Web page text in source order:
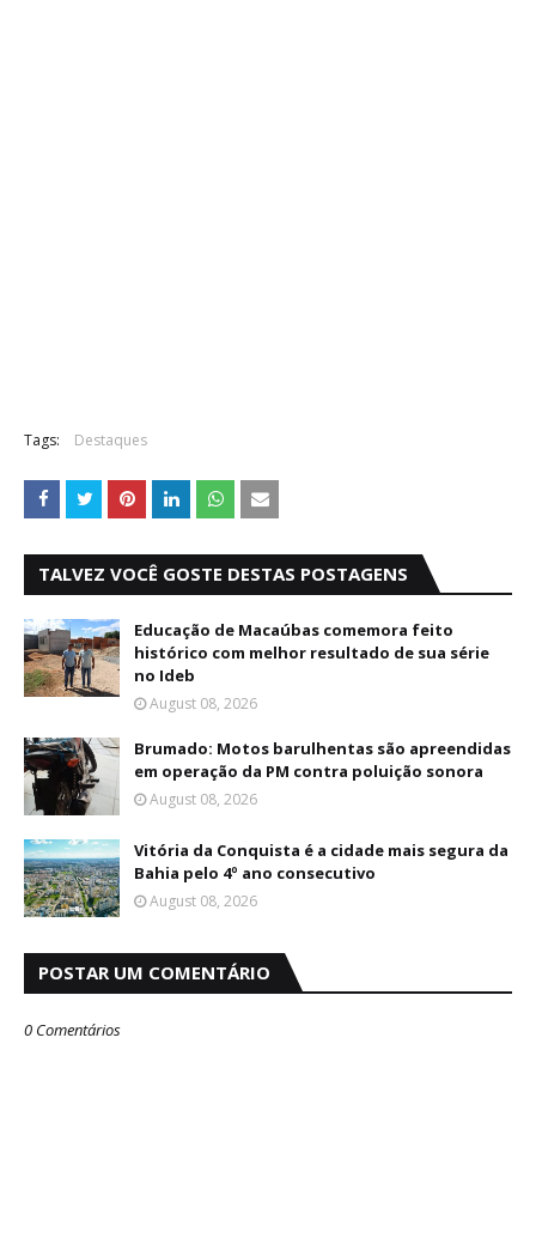
Tags: Destaques
TALVEZ VOCÊ GOSTE DESTAS POSTAGENS
Educação de Macaúbas comemora feito
histórico com melhor resultado de sua série
no Ideb
August 08, 2026
Brumado: Motos barulhentas são apreendidas
em operação da PM contra poluição sonora
August 08, 2026
Vitória da Conquista é a cidade mais segura da
Bahia pelo 4º ano consecutivo
August 08, 2026
POSTAR UM COMENTÁRIO
0 Comentários